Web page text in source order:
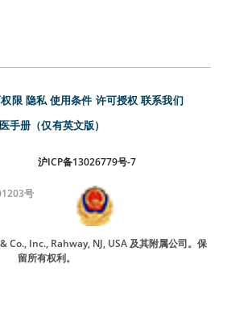
限 隐私 使用条件 许可授权 联系我们
手册（仅有英文版）
沪ICP备13026779号-7
号
Co., Inc., Rahway, NJ, USA 及其附属公司。保
留所有权利。